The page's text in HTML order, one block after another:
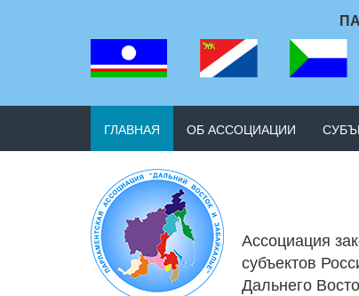
ГЛАВНАЯ ОБ АССОЦИАЦИИ
Ассоциация
субъектов
Дальнего